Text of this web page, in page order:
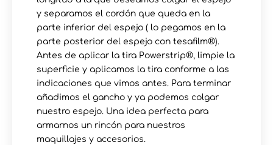
y separamos el cordón que queda en la
parte inferior del espejo ( lo pegamos en la
parte posterior del espejo con tesafilm®).
Antes de aplicar la tira Powerstrip®, limpie la
superficie y aplicamos la tira conforme a las
indicaciones que vimos antes. Para terminar
añadimos el gancho y ya podemos colgar
nuestro espejo. Una idea perfecta para
armarnos un rincón para nuestros
maquillajes y accesorios.